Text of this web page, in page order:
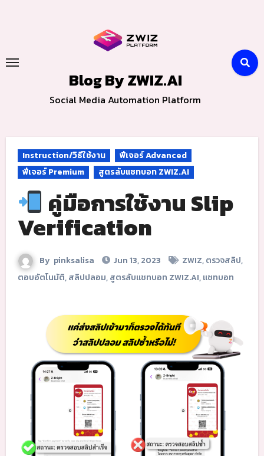
Blog By ZWIZ.AI
Social Media Automation Platform
Instruction/วิธีใช้งาน
ฟีเจอร์ Advanced
ฟีเจอร์ Premium
สูตรลับแชทบอท ZWIZ.AI
คู่มือการใช้งาน Slip
Verification
By pinksalisa Jun 13, 2023 ZWIZ,ตรวจสลิป,
ตอบอัตโนมัติ,สลิปปลอม,สูตรลับแชทบอท ZWIZ.AI,แชทบอท